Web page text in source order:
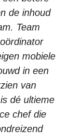
de inhoud
Team
mobiele
in een
van
dé ultieme
chef die